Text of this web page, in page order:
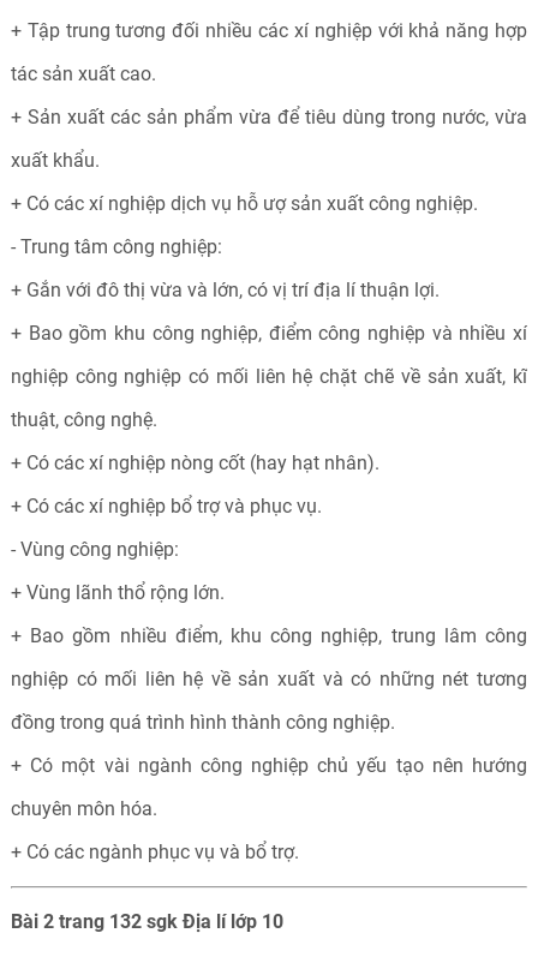
+ Tập trung tương đối nhiều các xí nghiệp với khả năng hợp
tác sản xuất cao.
+ Sản xuất các sản phẩm vừa để tiêu dùng trong nước, vừa
xuất khẩu.
+ Có các xí nghiệp dịch vụ hỗ ượ sản xuất công nghiệp.
- Trung tâm công nghiệp:
+ Gắn với đô thị vừa và lớn, có vị trí địa lí thuận lợi.
+ Bao gồm khu công nghiệp, điểm công nghiệp và nhiều xí
nghiệp công nghiệp có mối liên hệ chặt chẽ về sản xuất, kĩ
thuật, công nghệ.
+ Có các xí nghiệp nòng cốt (hay hạt nhân).
+ Có các xí nghiệp bổ trợ và phục vụ.
- Vùng công nghiệp:
+ Vùng lãnh thổ rộng lớn.
+ Bao gồm nhiều điểm, khu công nghiệp, trung lâm công
nghiệp có mối liên hệ về sản xuất và có những nét tương
đồng trong quá trình hình thành công nghiệp.
+ Có một vài ngành công nghiệp chủ yếu tạo nên hướng
chuyên môn hóa.
+ Có các ngành phục vụ và bổ trợ.
Bài 2 trang 132 sgk Địa lí lớp 10